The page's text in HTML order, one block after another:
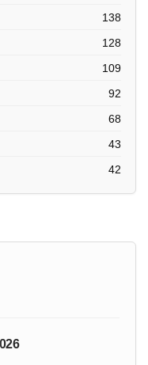
138
128
109
92
68
43
42